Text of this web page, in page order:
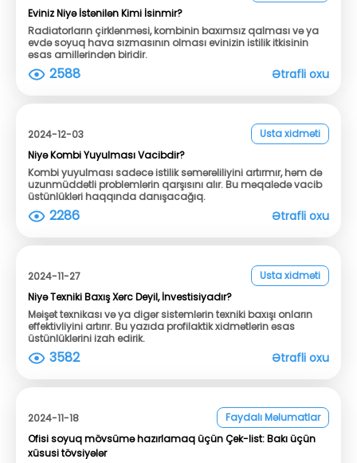
Eviniz Niyə İstənilən Kimi İsinmir?
Radiatorların çirklənməsi, kombinin baxımsız qalması və ya
evdə soyuq hava sızmasının olması evinizin istilik itkisinin
əsas amillərindən biridir.
2588 Ətrafli oxu
2024-12-03
Usta xidməti
Niyə Kombi Yuyulması Vacibdir?
Kombi yuyulması sadəcə istilik səmərəliliyini artırmır, həm də
uzunmüddətli problemlərin qarşısını alır. Bu məqalədə vacib
üstünlükləri haqqında danışacağıq.
2286 Ətrafli oxu
2024-11-27
Usta xidməti
Niyə Texniki Baxış Xərc Deyil, İnvestisiyadır?
Məişət texnikası və ya digər sistemlərin texniki baxışı onların
effektivliyini artırır. Bu yazıda profilaktik xidmətlərin əsas
üstünlüklərini izah edirik.
3582 Ətrafli oxu
2024-11-18
Faydalı Məlumatlar
Ofisi soyuq mövsümə hazırlamaq üçün Çek-list: Bakı üçün
xüsusi tövsiyələr